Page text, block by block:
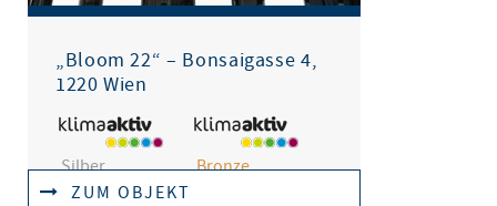
„Bloom 22“ – Bonsaigasse 4,
1220 Wien
Silber
Bronze
ZUM OBJEKT